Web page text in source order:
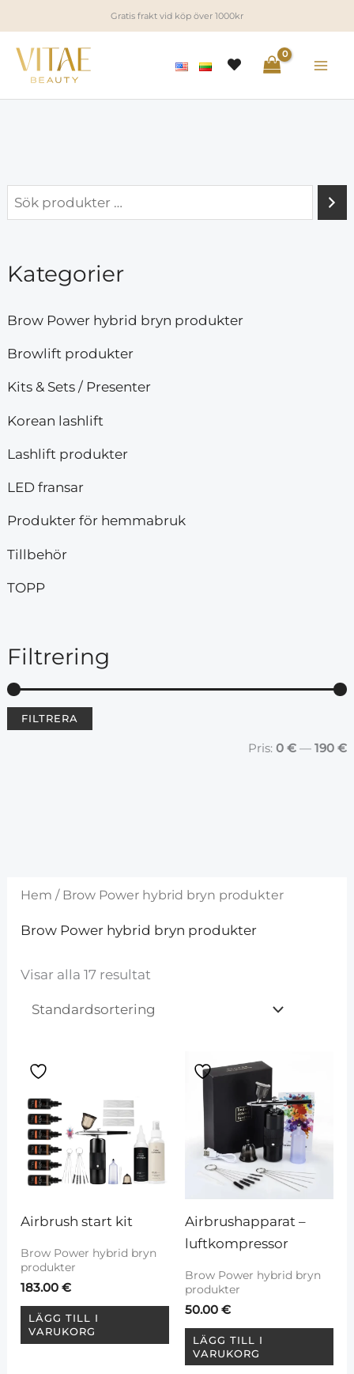
till
innehåll
Gratis frakt vid köp över 1000kr
Kategorier
Brow Power hybrid bryn produkter
Browlift produkter
Kits & Sets / Presenter
Korean lashlift
Lashlift produkter
LED fransar
Produkter för hemmabruk
Tillbehör
TOPP
Filtrering
nx
FILTRERA
				Pris:
0 € — 190 €
Hem / Brow Power hybrid bryn produkter
Brow Power hybrid bryn produkter
Visar alla 17 resultat
Airbrush start kit
Brow Power hybrid bryn
produkter
183.00€
LÄGG TILL I
VARUKORG
Airbrushapparat –
luftkompressor
Brow Power hybrid bryn
produkter
50.00 €
LÄGG TILL I
VARUKORG